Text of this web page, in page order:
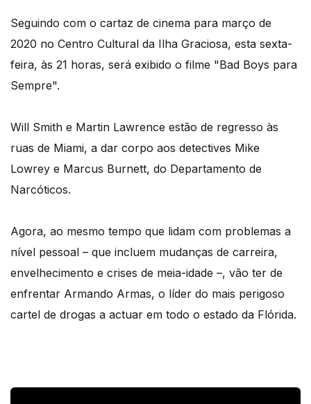
Seguindo com o cartaz de cinema para março de
2020 no Centro Cultural da Ilha Graciosa, esta sexta-
feira, às 21 horas, será exibido o filme "Bad Boys para
Sempre".
Will Smith e Martin Lawrence estão de regresso às
ruas de Miami, a dar corpo aos detectives Mike
Lowrey e Marcus Burnett, do Departamento de
Narcóticos.
Agora, ao mesmo tempo que lidam com problemas a
nível pessoal – que incluem mudanças de carreira,
envelhecimento e crises de meia-idade –, vão ter de
enfrentar Armando Armas, o líder do mais perigoso
cartel de drogas a actuar em todo o estado da Flórida.